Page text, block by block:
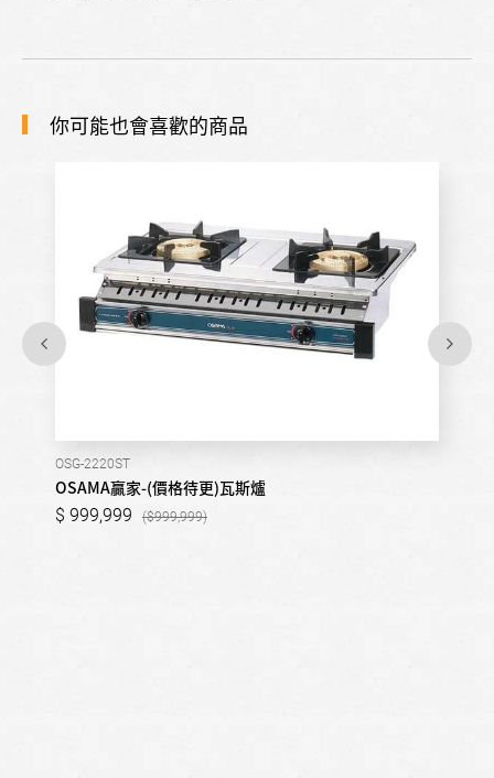
你可能也會喜歡的商品
OSG-2220ST
OSAMA贏家-(價格待更)瓦斯爐
999,999 999,999